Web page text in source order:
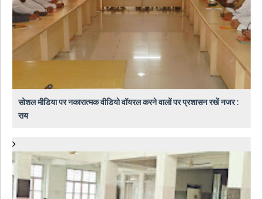
सोशल मीडिया पर नकारात्मक वीडियो वॉयरल करने वालों पर प्रशासन रखें नजर :
राय